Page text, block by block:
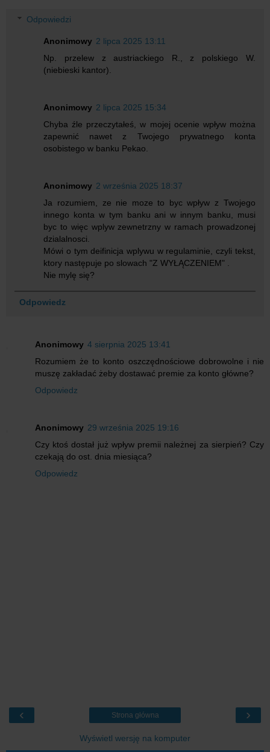
Odpowiedzi
Anonimowy 2 lipca 2025 13:11
Np. przelew z austriackiego R., z polskiego W.
(niebieski kantor).
Anonimowy 2 lipca 2025 15:34
Chyba źle przeczytałeś, w mojej ocenie wpływ można
zapewnić nawet z Twojego prywatnego konta
osobistego w banku Pekao.
Anonimowy 2 września 2025 18:37
Ja rozumiem, ze nie moze to byc wpływ z Twojego
innego konta w tym banku ani w innym banku, musi
byc to więc wplyw zewnetrzny w ramach prowadzonej
dzialalnosci.
Mówi o tym deifinicja wplywu w regulaminie, czyli tekst,
ktory następuje po slowach "Z WYŁĄCZENIEM" .
Nie mylę się?
Odpowiedz
Anonimowy 4 sierpnia 2025 13:41
Rozumiem że to konto oszczędnościowe dobrowolne i nie
muszę zakładać żeby dostawać premie za konto główne?
Odpowiedz
Anonimowy 29 września 2025 19:16
Czy ktoś dostał już wpływ premii należnej za sierpień? Czy
czekają do ost. dnia miesiąca?
Odpowiedz
‹ ›
Strona główna
Wyświetl wersję na komputer